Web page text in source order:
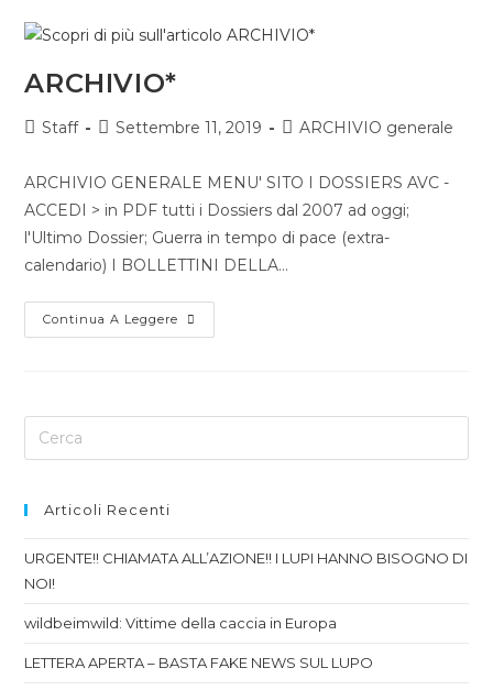
ARCHIVIO*
Staff Settembre 11, 2019 ARCHIVIO generale
ARCHIVIO GENERALE MENU' SITO I DOSSIERS AVC -
ACCEDI > in PDF tutti i Dossiers dal 2007 ad oggi;
l'Ultimo Dossier; Guerra in tempo di pace (extra-
calendario) I BOLLETTINI DELLA…
Continua A Leggere
Articoli Recenti
URGENTE!! CHIAMATA ALL’AZIONE!! I LUPI HANNO BISOGNO DI
NOI!
wildbeimwild: Vittime della caccia in Europa
LETTERA APERTA – BASTA FAKE NEWS SUL LUPO